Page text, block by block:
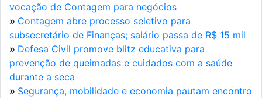
vocação de Contagem para negócios
» Contagem abre processo seletivo para
subsecretário de Finanças; salário passa de R$ 15 mil
» Defesa Civil promove blitz educativa para
prevenção de queimadas e cuidados com a saúde
durante a seca
» Segurança, mobilidade e economia pautam encontro